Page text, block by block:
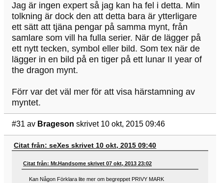
Jag är ingen expert så jag kan ha fel i detta. Min
tolkning är dock den att detta bara är ytterligare
ett sätt att tjäna pengar på samma mynt, från
samlare som vill ha fulla serier. När de lägger på
ett nytt tecken, symbol eller bild. Som tex när de
lägger in en bild på en tiger på ett lunar II year of
the dragon mynt.
Förr var det väl mer för att visa härstamning av
myntet.
#31 av Brageson skrivet 10 okt, 2015 09:46
Citat från: seXes skrivet 10 okt, 2015 09:40
Citat från: Mr.Handsome skrivet 07 okt, 2013 23:02
Kan Någon Förklara lite mer om begreppet PRIVY MARK